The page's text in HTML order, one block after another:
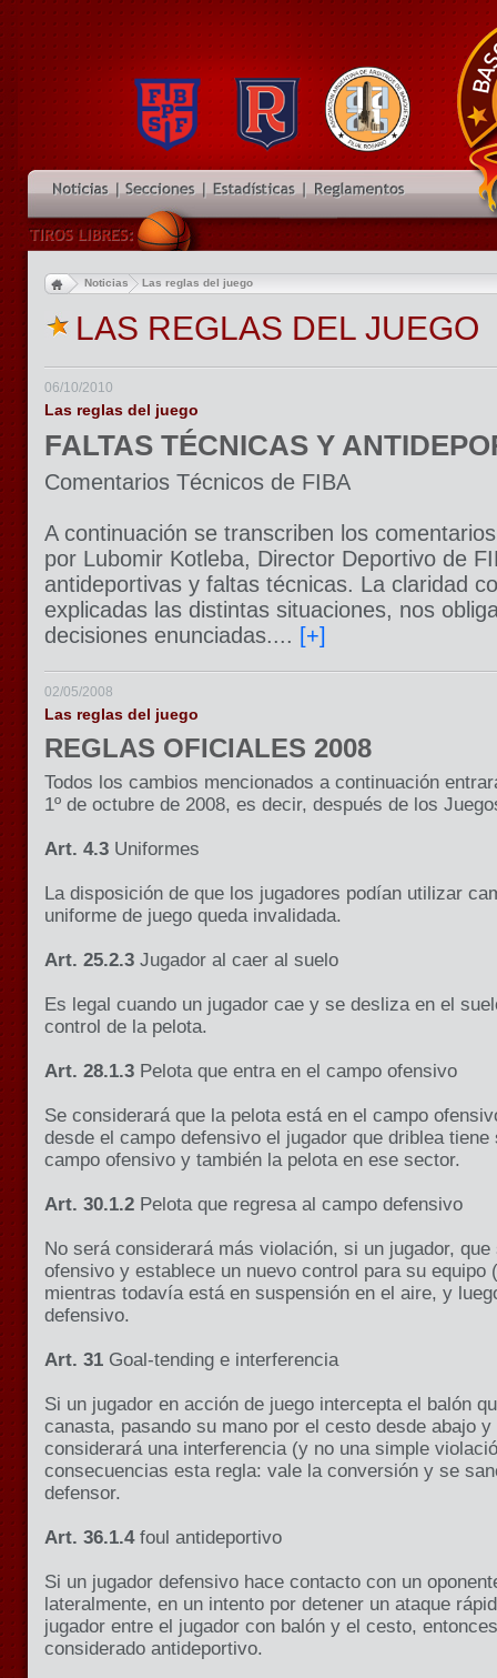
Noticias Las reglas del juego
LAS REGLAS DEL JUEGO
06/10/2010
Las reglas del juego
FALTAS TÉCNICAS Y
Comentarios Técnicos de FIBA
A continuación se transcriben los
por Lubomir Kotleba, Director Deportivo de
antideportivas y faltas técnicas. La claridad
explicadas las distintas situaciones, nos
decisiones enunciadas.... [+]
02/05/2008
Las reglas del juego
REGLAS OFICIALES 2008
Todos los cambios mencionados a continuación
1º de octubre de 2008, es decir, después de los
Art. 4.3 Uniformes
La disposición de que los jugadores podían utilizar
uniforme de juego queda invalidada.
Art. 25.2.3 Jugador al caer al suelo
Es legal cuando un jugador cae y se desliza en el
control de la pelota.
Art. 28.1.3 Pelota que entra en el campo ofensivo
Se considerará que la pelota está en el campo
desde el campo defensivo el jugador que driblea
campo ofensivo y también la pelota en ese sector.
Art. 30.1.2 Pelota que regresa al campo defensivo
No será considerará más violación, si un jugador,
ofensivo y establece un nuevo control para su equipo
mientras todavía está en suspensión en el aire, y
defensivo.
Art. 31 Goal-tending e interferencia
Si un jugador en acción de juego intercepta el balón
canasta, pasando su mano por el cesto desde abajo
considerará una interferencia (y no una simple
consecuencias esta regla: vale la conversión y se
defensor.
Art. 36.1.4 foul antideportivo
Si un jugador defensivo hace contacto con un
lateralmente, en un intento por detener un ataque
jugador entre el jugador con balón y el cesto,
considerado antideportivo.